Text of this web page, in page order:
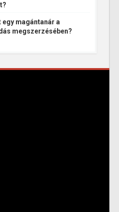
egy magántanár a
megszerzésében?